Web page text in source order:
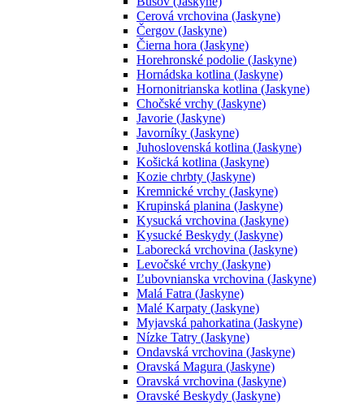
Cerová vrchovina (Jaskyne)
Čergov (Jaskyne)
Čierna hora (Jaskyne)
Horehronské podolie (Jaskyne)
Hornádska kotlina (Jaskyne)
Hornonitrianska kotlina (Jaskyne)
Chočské vrchy (Jaskyne)
Javorie (Jaskyne)
Javorníky (Jaskyne)
Juhoslovenská kotlina (Jaskyne)
Košická kotlina (Jaskyne)
Kozie chrbty (Jaskyne)
Kremnické vrchy (Jaskyne)
Krupinská planina (Jaskyne)
Kysucká vrchovina (Jaskyne)
Kysucké Beskydy (Jaskyne)
Laborecká vrchovina (Jaskyne)
Levočské vrchy (Jaskyne)
Ľubovnianska vrchovina (Jaskyne)
Malá Fatra (Jaskyne)
Malé Karpaty (Jaskyne)
Myjavská pahorkatina (Jaskyne)
Nízke Tatry (Jaskyne)
Ondavská vrchovina (Jaskyne)
Oravská Magura (Jaskyne)
Oravská vrchovina (Jaskyne)
Oravské Beskydy (Jaskyne)